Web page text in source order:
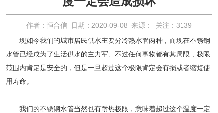
作者：恒合信 日期：2020-09-08 来源： 关注： 3139
现如今我们的城市居民供水主要分冷热水管两种，而现在不锈钢
水管已经成为了生活供水的主力军。不过任何事物都有其局限，极限
范围内肯定是安全的，但是一旦超过这个极限肯定会有损或者缩短使
用寿命。
我们的不锈钢水管当然也有耐热极限，意味着超过这个温度一定